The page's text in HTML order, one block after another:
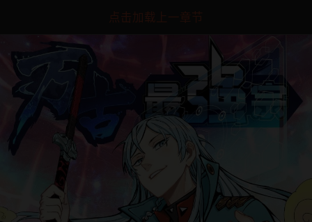
点击加载上一章节